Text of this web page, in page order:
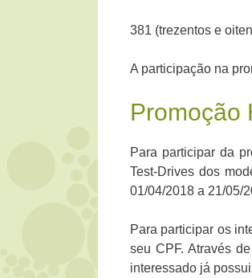
381 (trezentos e
A participação na
Promoção
Para participar da
Test-Drives dos
01/04/2018 a 21/05/
Para participar os
seu CPF. Através
interessado já